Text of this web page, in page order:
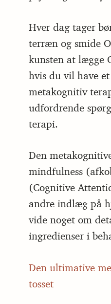
Hver dag tager
terræn og smide
kunsten at lægge
hvis du vil have
metakognitiv
udfordrende
terapi.
Den
mindfulness
(Cognitive
andre indlæg på
vide noget om
ingredienser i
Den ultimative
tosset